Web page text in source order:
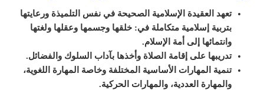
تعهد العقيدة الإسلامية الصحيحة في نفس التلميذة ورعايتها
بتربية إسلامية متكاملة في: خلقها وجسمها وعقلها ولغتها
وانتمائها إلى أمة الإسلام.
تدريبها على إقامة الصلاة وأخذها بآداب السلوك والفضائل.
تنمية المهارات الأساسية المختلفة وخاصة المهارة اللغوية،
والمهارة العددية، والمهارات الحركية.